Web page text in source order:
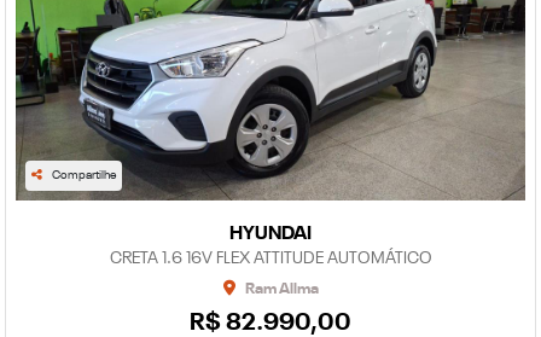
Compartilhe
HYUNDAI
CRETA 1.6 16V FLEX ATTITUDE AUTOMÁTICO
Ram Allma
R$ 82.990,00